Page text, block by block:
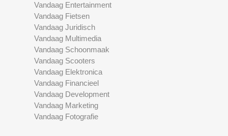
Vandaag Entertainment
Vandaag Fietsen
Vandaag Juridisch
Vandaag Multimedia
Vandaag Schoonmaak
Vandaag Scooters
Vandaag Elektronica
Vandaag Financieel
Vandaag Development
Vandaag Marketing
Vandaag Fotografie